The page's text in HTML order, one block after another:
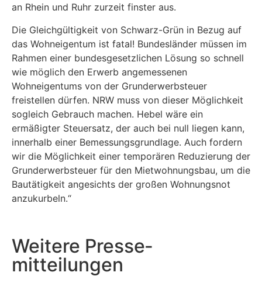
an Rhein und Ruhr zurzeit finster aus.
Die Gleichgültigkeit von Schwarz-Grün in Bezug auf
das Wohneigentum ist fatal! Bundesländer müssen im
Rahmen einer bundesgesetzlichen Lösung so schnell
wie möglich den Erwerb angemessenen
Wohneigentums von der Grunderwerbsteuer
freistellen dürfen. NRW muss von dieser Möglichkeit
sogleich Gebrauch machen. Hebel wäre ein
ermäßigter Steuersatz, der auch bei null liegen kann,
innerhalb einer Bemessungsgrundlage. Auch fordern
wir die Möglichkeit einer temporären Reduzierung der
Grunderwerbsteuer für den Mietwohnungsbau, um die
Bautätigkeit angesichts der großen Wohnungsnot
anzukurbeln.“
Weitere Presse­
mitteilungen